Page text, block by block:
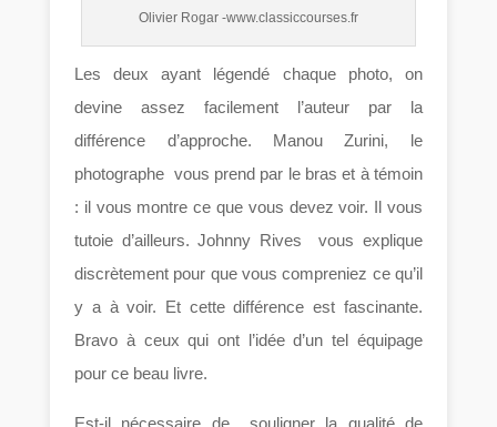
Olivier Rogar -www.classiccourses.fr
Les deux ayant légendé chaque photo, on
devine assez facilement l’auteur par la
différence d’approche. Manou Zurini, le
photographe vous prend par le bras et à témoin
: il vous montre ce que vous devez voir. Il vous
tutoie d’ailleurs. Johnny Rives vous explique
discrètement pour que vous compreniez ce qu’il
y a à voir. Et cette différence est fascinante.
Bravo à ceux qui ont l’idée d’un tel équipage
pour ce beau livre.
Est-il nécessaire de souligner la qualité de